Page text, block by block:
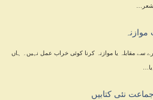
شعر…
موازنہ
سے مقابلہ یا موازنہ کرنا کوئی خراب عمل نہیں۔ ہاں
جماعت نئی کتابیں